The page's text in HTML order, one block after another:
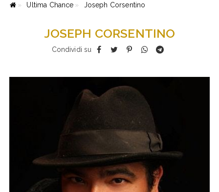
Ultima Chance Joseph Corsentino
JOSEPH CORSENTINO
Condividi su